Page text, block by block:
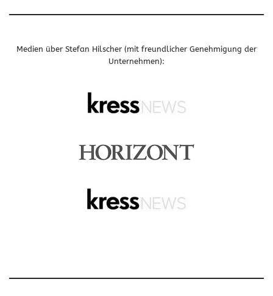
Medien über Stefan Hilscher (mit freundlicher Genehmigung der
Unternehmen):